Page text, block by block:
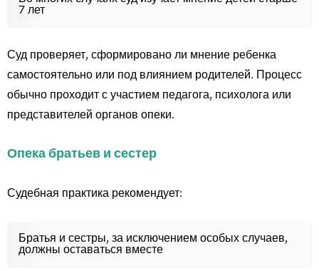
7 лет
Суд проверяет, сформировано ли мнение ребенка
самостоятельно или под влиянием родителей. Процесс
обычно проходит с участием педагога, психолога или
представителей органов опеки.
Опека братьев и сестер
Судебная практика рекомендует:
Братья и сестры, за исключением особых случаев,
должны оставаться вместе